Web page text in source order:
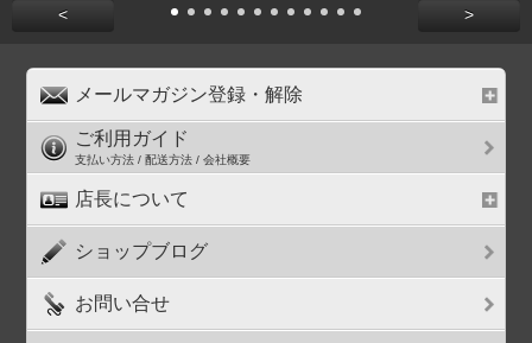
< >
メールマガジン登録・解除
ご利用ガイド
支払い方法 / 配送方法 / 会社概要
店長について
ショップブログ
お問い合せ